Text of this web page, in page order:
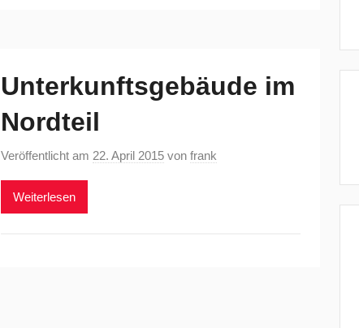
Unterkunftsgebäude im
Nordteil
Veröffentlicht am 22. April 2015 vonfrank
Weiterlesen